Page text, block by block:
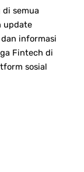
semua
update
informasi
Fintech di
sosial